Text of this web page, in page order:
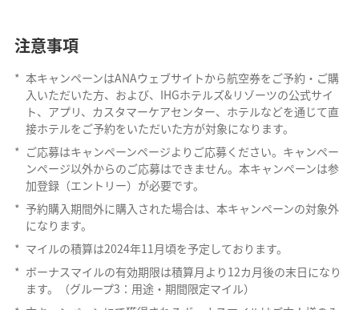
注意事項
* 本キャンペーンはANAウェブサイトから航空券をご予約・ご購
入いただいた方、および、IHGホテルズ&リゾーツの公式サイ
ト、アプリ、カスタマーケアセンター、ホテルなどを通じて直
接ホテルをご予約をいただいた方が対象になります。
* ご応募はキャンペーンページよりご応募ください。キャンペー
ンページ以外からのご応募はできません。本キャンペーンは参
加登録（エントリー）が必要です。
* 予約購入期間外に購入された場合は、本キャンペーンの対象外
になります。
* マイルの積算は2024年11月頃を予定しております。
* ボーナスマイルの有効期限は積算月より12カ月後の末日になり
ます。（グループ3：用途・期間限定マイル）